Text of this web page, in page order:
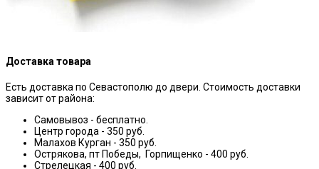
Доставка товара
Есть доставка по Севастополю до двери. Стоимость доставки
зависит от района:
Самовывоз - бесплатно.
Центр города - 350 руб.
Малахов Курган - 350 руб.
Острякова, пт Победы, Горпищенко - 400 руб.
Стрелецкая - 400 руб.